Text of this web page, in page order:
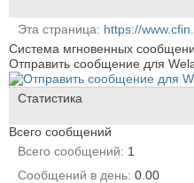
Эта страница
https://
Система мгновенных
Отправить сообщение для
Статистика
Всего сообщений
Всего сообщений
1
Сообщений в день 0.00